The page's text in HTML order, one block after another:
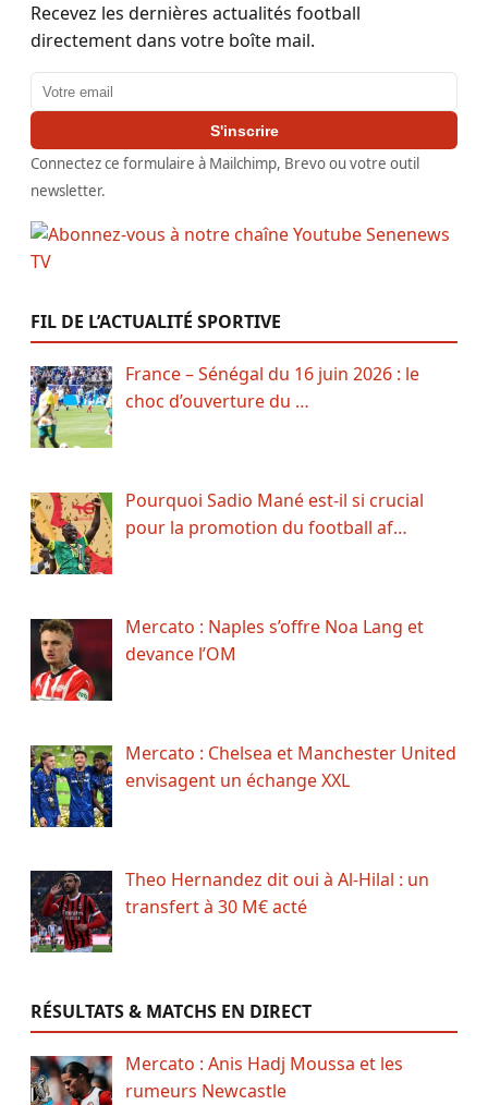
Recevez les dernières actualités football
directement dans votre boîte mail.
Adresse email
S'inscrire
Connectez ce formulaire à Mailchimp, Brevo ou votre outil
newsletter.
FIL DE L’ACTUALITÉ SPORTIVE
France – Sénégal du 16 juin 2026 : le
choc d’ouverture du …
Pourquoi Sadio Mané est-il si crucial
pour la promotion du football af…
Mercato : Naples s’offre Noa Lang et
devance l’OM
Mercato : Chelsea et Manchester United
envisagent un échange XXL
Theo Hernandez dit oui à Al-Hilal : un
transfert à 30 M€ acté
RÉSULTATS & MATCHS EN DIRECT
Mercato : Anis Hadj Moussa et les
rumeurs Newcastle